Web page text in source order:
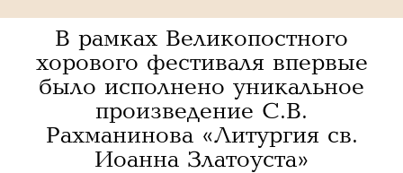
В рамках Великопостного
хорового фестиваля впервые
было исполнено уникальное
произведение С.В.
Рахманинова «Литургия св.
Иоанна Златоуста»